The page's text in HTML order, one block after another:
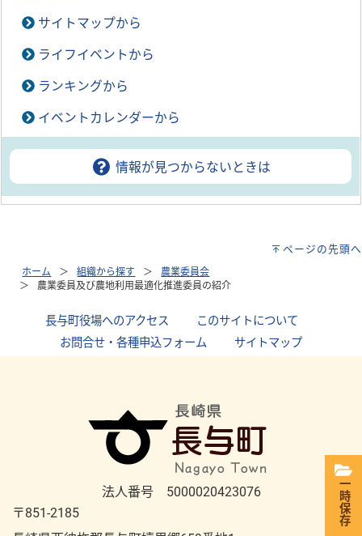
サイトマップから
ライフイベントから
ランキングから
イベントカレンダーから
情報が見つからないときは
ページの先頭へ
ホーム 組織から探す
農業委員会
農業委員及び農地利用最適化推進委員の紹介
長与町役場へのアクセス このサイトについて
お問合せ・各種申込フォーム
サイトマップ
法人番号 5000020423076
〒851-2185
一時保存